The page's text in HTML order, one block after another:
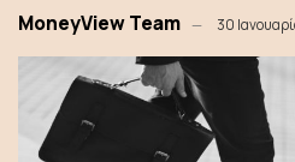
MoneyView Team 30